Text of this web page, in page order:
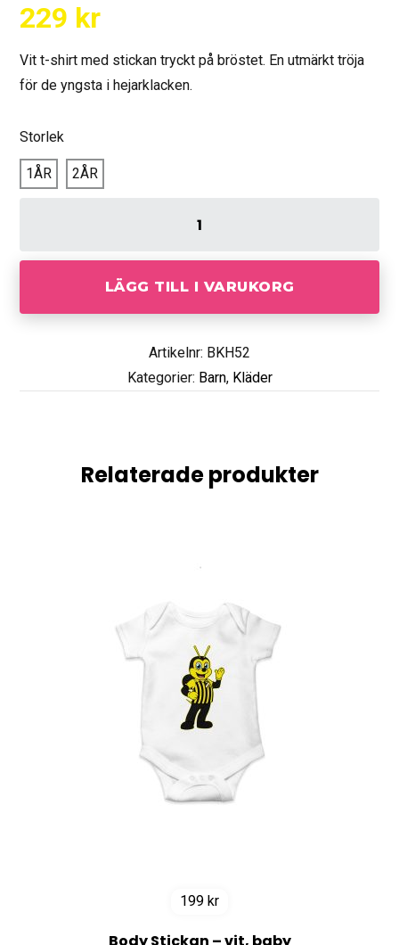
229 kr
Vit t-shirt med stickan tryckt på bröstet. En utmärkt tröja
för de yngsta i hejarklacken.
Storlek
1ÅR 2ÅR
LÄGG TILL I VARUKORG
Artikelnr: BKH52
Kategorier: Barn, Kläder
Relaterade produkter
199 kr